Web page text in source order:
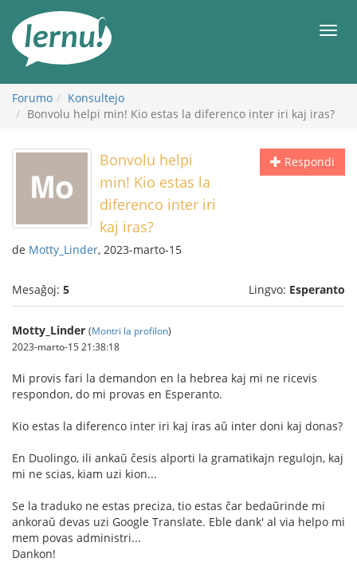
enhavo
Forumo
Konsultejo
Bonvolu helpi min! Kio estas la diferenco inter iri kaj iras?
Respondi
Bonvolu helpi
min! Kio estas la
diferenco inter iri
kaj iras?
de Motty_Linder, 2023-marto-15
Mesaĝoj: 5 Lingvo: Esperanto
Motty_Linder (Montri la profilon)
2023-marto-15 21:38:18
Mi provis fari la demandon en la hebrea kaj mi ne ricevis
respondon, do mi provas en Esperanto.
Kio estas la diferenco inter iri kaj iras aŭ inter doni kaj donas?
En Duolingo, ili ankaŭ ĉesis alporti la gramatikajn regulojn, kaj
mi ne scias, kiam uzi kion...
Se la traduko ne estas preciza, tio estas ĉar bedaŭrinde mi
ankoraŭ devas uzi Google Translate. Eble dank' al via helpo mi
mem povas administri...
Dankon!